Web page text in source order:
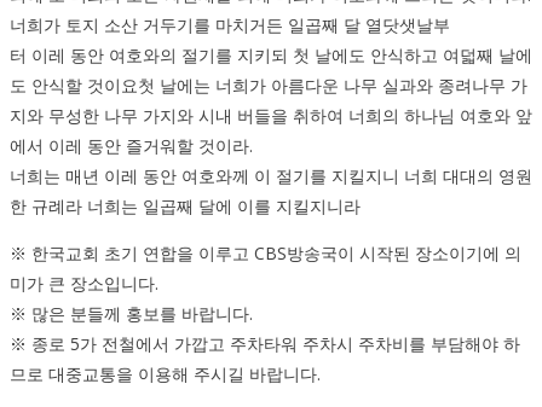
너희가 토지 소산 거두기를 마치거든 일곱째 달 열닷샛날부
터 이레 동안 여호와의 절기를 지키되 첫 날에도 안식하고 여덟째 날에
도 안식할 것이요첫 날에는 너희가 아름다운 나무 실과와 종려나무 가
지와 무성한 나무 가지와 시내 버들을 취하여 너희의 하나님 여호와 앞
에서 이레 동안 즐거워할 것이라.
너희는 매년 이레 동안 여호와께 이 절기를 지킬지니 너희 대대의 영원
한 규례라 너희는 일곱째 달에 이를 지킬지니라
※ 한국교회 초기 연합을 이루고 CBS방송국이 시작된 장소이기에 의
미가 큰 장소입니다.
※ 많은 분들께 홍보를 바랍니다.
※ 종로 5가 전철에서 가깝고 주차타워 주차시 주차비를 부담해야 하
므로 대중교통을 이용해 주시길 바랍니다.